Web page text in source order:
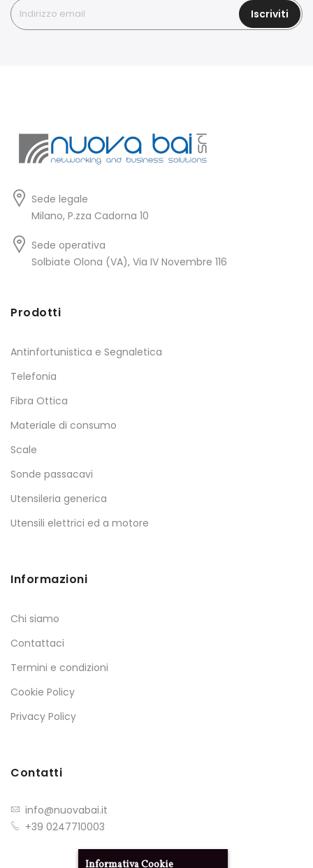
Iscriviti
Sede legale
Milano, P.zza Cadorna 10
Sede operativa
Solbiate Olona (VA), Via IV Novembre 116
Prodotti
Antinfortunistica e Segnaletica
Telefonia
Fibra Ottica
Materiale di consumo
Scale
Sonde passacavi
Utensileria generica
Utensili elettrici ed a motore
Informazioni
Chi siamo
Contattaci
Termini e condizioni
Cookie Policy
Privacy Policy
Contatti
info@nuovabai.it
+39 0247710003
Informativa Cookie